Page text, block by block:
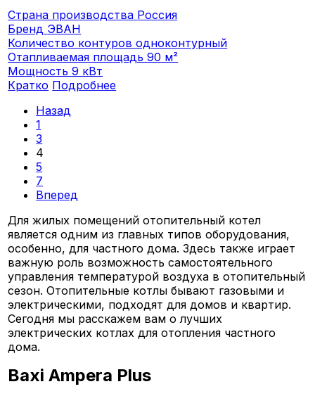
Страна производства Россия
Бренд ЭВАН
Количество контуроводноконтурный
Отапливаемая площадь90 м²
Мощность9 кВт
Кратко Подробнее
Назад
1
3
4
5
7
Вперед
Для жилых помещений отопительный котел
является одним из главных типов оборудования,
особенно, для частного дома. Здесь также играет
важную роль возможность самостоятельного
управления температурой воздуха в отопительный
сезон. Отопительные котлы бывают газовыми и
электрическими, подходят для домов и квартир.
Сегодня мы расскажем вам о лучших
электрических котлах для отопления частного
дома.
Baxi Ampera Plus